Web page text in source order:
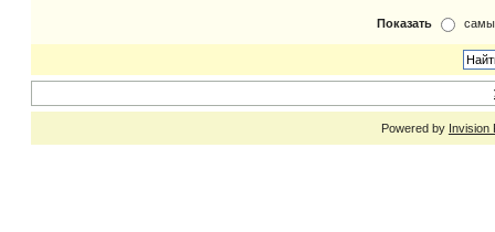
Показать
Powered by Invision